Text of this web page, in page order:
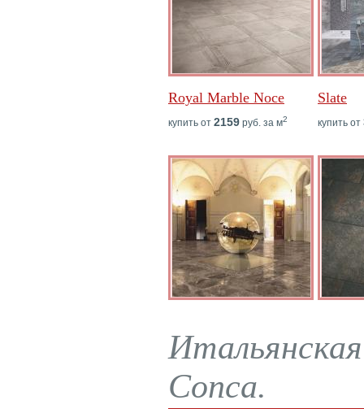
Royal Marble Noce
купить от 2159 руб. за м2
Slate
купить от
Conca.